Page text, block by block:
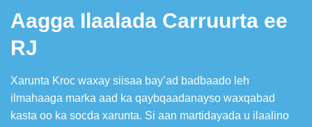
Aagga Ilaalada Carruurta ee
RJ
Xarunta Kroc waxay siisaa bay’ad badbaado leh
ilmahaaga marka aad ka qaybqaadanayso waxqabad
kasta oo ka socda xarunta. Si aan martidayada u ilaalino